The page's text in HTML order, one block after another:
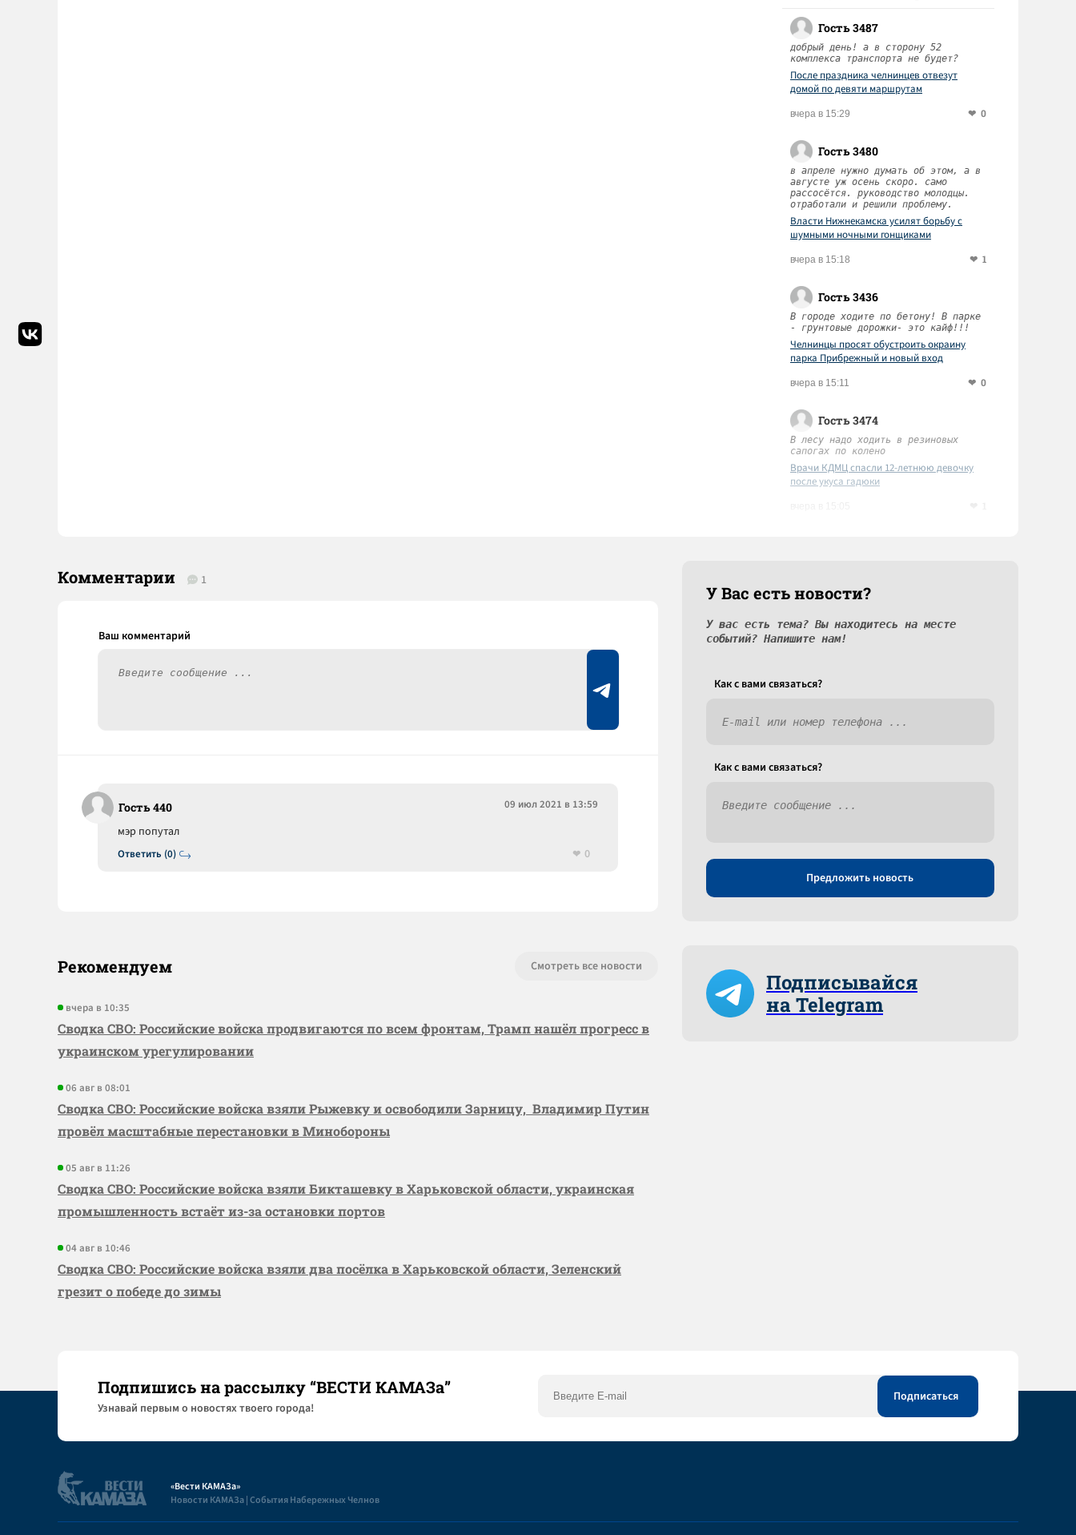
Гость 3487
добрый день! а в сторону 52
комплекса транспорта не будет?
После праздника челнинцев отвезут
домой по девяти маршрутам
вчера в 15:29 0
Гость 3480
в апреле нужно думать об этом, а в
августе уж осень скоро. само
рассосётся. руководство молодцы.
отработали и решили проблему.
Власти Нижнекамска усилят борьбу с
шумными ночными гонщиками
вчера в 15:18 1
Гость 3436
В городе ходите по бетону! В парке
- грунтовые дорожки- это кайф!!!
Челнинцы просят обустроить окраину
парка Прибрежный и новый вход
вчера в 15:11 0
Гость 3474
В лесу надо ходить в резиновых
сапогах по колено
Врачи КДМЦ спасли 12-летнюю девочку
после укуса гадюки
Комментарии 1
Гость 440 09 июл 2021 в 13:59
Ответить (0)
мэр попутал
0
Рекомендуем Смотреть все новости
вчера в 10:35
Сводка СВО: Российские войска продвигаются по всем фронтам, Трамп нашёл прогресс в
украинском урегулировании
06 авг в 08:01
Сводка СВО: Российские войска взяли Рыжевку и освободили Зарницу, Владимир Путин
провёл масштабные перестановки в Минобороны
05 авг в 11:26
Сводка СВО: Российские войска взяли Бикташевку в Харьковской области, украинская
промышленность встаёт из-за остановки портов
04 авг в 10:46
Сводка СВО: Российские войска взяли два посёлка в Харьковской области, Зеленский
грезит о победе до зимы
У Вас есть новости?
У вас есть тема? Вы находитесь на месте
событий? Напишите нам!
Как c вами связаться?
Как c вами связаться?
Предложить новость
Подписывайся
на Telegram
Подпишись на рассылку “ВЕСТИ КАМАЗа”
Узнaвай первым о новостях твоего города!
«Вести КАМАЗа»
Новости КАМАЗа | События Набережных Челнов